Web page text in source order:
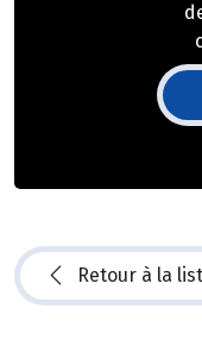
Retour à la